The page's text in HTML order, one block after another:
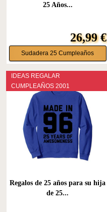
25 Años...
26,99 €
Sudadera 25 Cumpleaños
IDEAS REGALAR
CUMPLEAÑOS 2001
Regalos de 25 años para su hija
de 25...